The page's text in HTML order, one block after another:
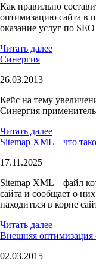
Как правильно
оптимизацию сайта в
оказание услуг по
Читать далее
Синергия
26.03.2013
Кейс на тему
Синергия
Читать далее
Sitemap XML – что
17.11.2025
Sitemap XML – файл
сайта и сообщает о
находиться в корне
Читать далее
Внешняя оптимизация
02.03.2015